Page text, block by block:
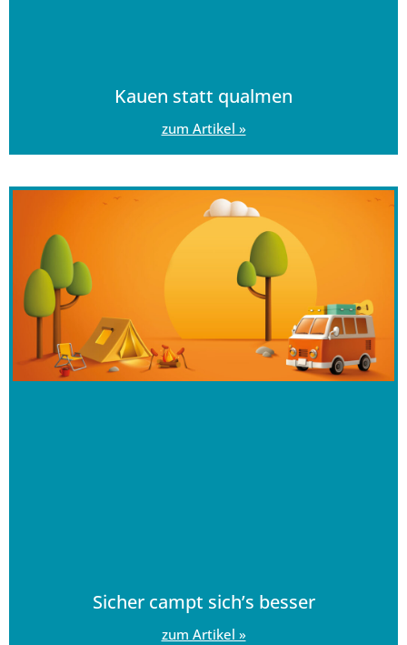
Kauen statt qualmen
zum Artikel »
Sicher campt sich’s besser
zum Artikel »